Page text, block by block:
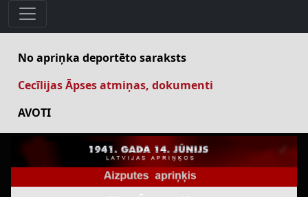
No apriņka deportēto saraksts
Cecīlijas Āpses atmiņas, dokumenti
AVOTI